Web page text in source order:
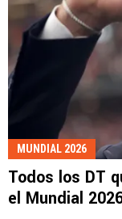
MUNDIAL 2026
Todos los DT
el Mundial